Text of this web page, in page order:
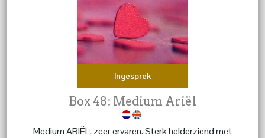
Ingesprek
Box 48: Medium Ariël
Medium ARIËL, zeer ervaren. Sterk helderziend met